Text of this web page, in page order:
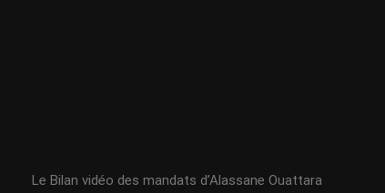
Le Bilan vidéo des mandats d’Alassane Ouattara